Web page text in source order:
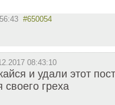
#650054
08:43:10
и удали этот
греха